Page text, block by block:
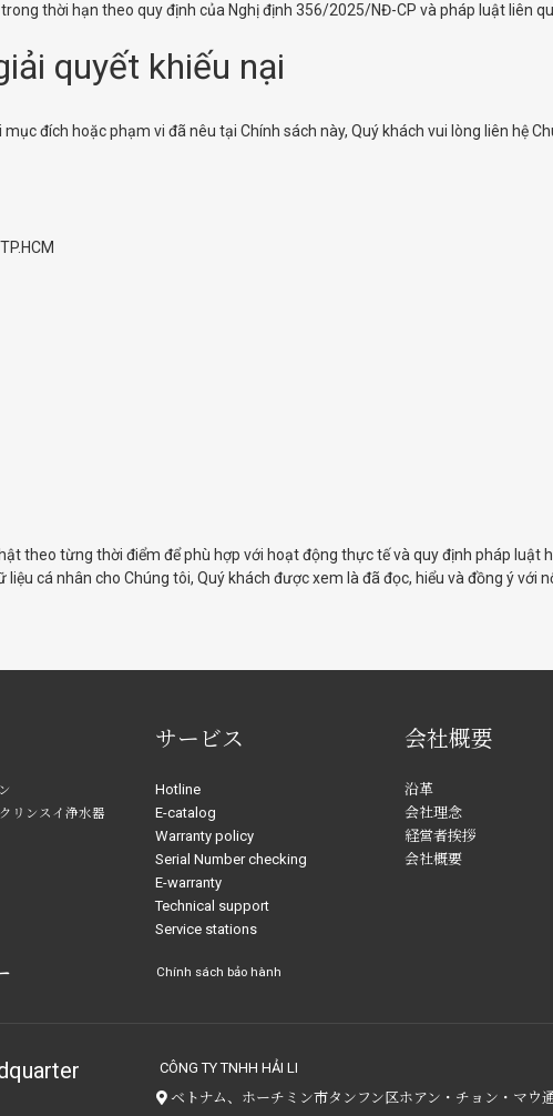
thời hạn theo quy định của Nghị định 356/2025/NĐ-CP và pháp luật liên
quyết khiếu nại
đích hoặc phạm vi đã nêu tại Chính sách này, Quý khách vui lòng liên hệ
theo từng thời điểm để phù hợp với hoạt động thực tế và quy định pháp luật
cá nhân cho Chúng tôi, Quý khách được xem là đã đọc, hiểu và đồng ý với
リンスイ浄水器
サービス
Hotline
E-catalog
Warranty policy
Serial Number checking
E-warranty
Technical support
Service stations
会社概要
沿革
会社理念
経営者挨拶
会社概要
Chính sách bảo hành
CÔNG TY TNHH HẢI LI
ベトナム、ホーチミン市タンフン区ホアン・チョン・マウ